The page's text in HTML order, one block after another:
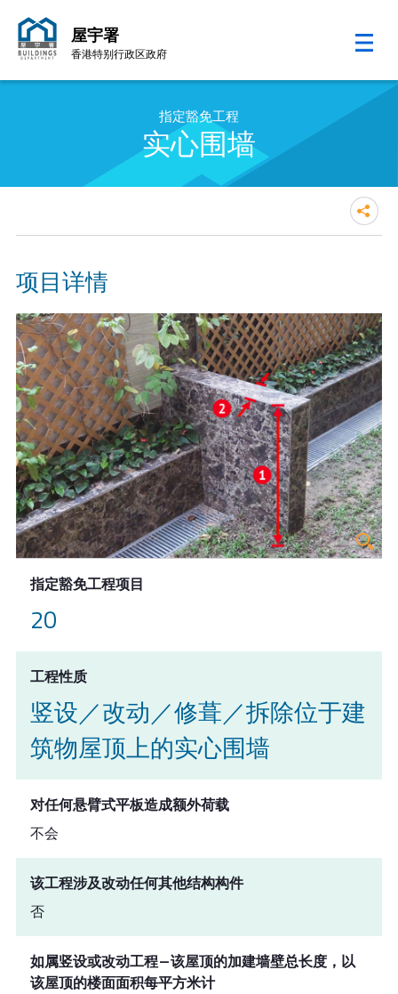
屋宇署
香港特别行政区政府
指定豁免工程
实心围墙
项目详情
指定豁免工程项目
20
工程性质
竖设／改动／修葺／拆除位于建
筑物屋顶上的实心围墙
对任何悬臂式平板造成额外荷载
不会
该工程涉及改动任何其他结构构件
否
如属竖设或改动工程—该屋顶的加建墙壁总长度，以
该屋顶的楼面面积每平方米计